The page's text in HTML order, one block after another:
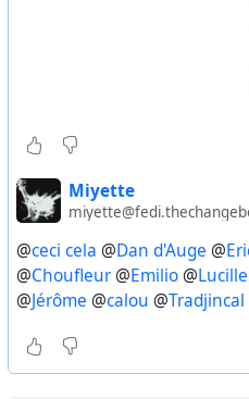
Miyette
@ceci cela @Dan d'Auge @
@Choufleur @Emilio @Lucille
@Jérôme @calou @Tradjincal